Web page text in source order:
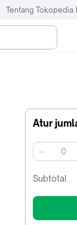
Tentang Tokopedia
Atur
jumlah
Subtotal